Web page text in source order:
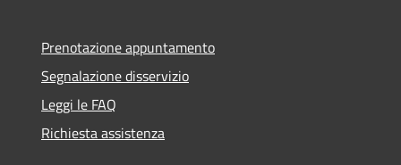
Prenotazione appuntamento
Segnalazione disservizio
Leggi le FAQ
Richiesta assistenza